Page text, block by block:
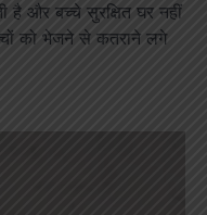
है और बच्चे सुरक्षित घर नहीं
को भेजने से कतराने लगे